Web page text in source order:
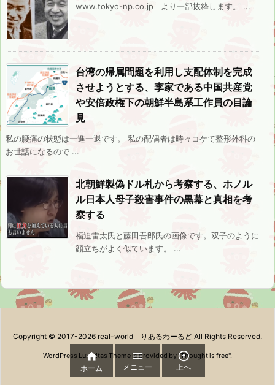
www.tokyo-np.co.jp より一部抜粋します。 ...
台湾の帰属問題を利用し支配体制を完成
させようとする、李家である中国共産党
や安倍政権下の朝鮮半島系工作員の目論
見
私の腰痛の状態は一進一退です。 私の配偶者は時々コケて整形外科の
お世話になるので ...
北朝鮮製偽ドル札から考察する、ホノル
ル日本人母子殺害事件の黒幕と真相を考
察する
福迫雷太氏と藤田吾郎氏の画像です。双子のように
顔立ちがよく似ています。 ...
Copyright © 2017-2026 real-world りあるわーるど All Rights Reserved.
WordPress Luxeritas Theme is provided by "Thought is free".

ホーム

メニュー

上へ